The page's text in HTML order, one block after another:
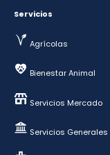
Servicios
Agrícolas
Bienestar Animal
Servicios Mercado
Servicios Generales